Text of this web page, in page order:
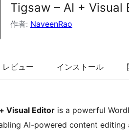
Tigsaw – AI + Visual
作者: NaveenRao
レビュー インストール
Visual Editor is a powerful
AI-powered content